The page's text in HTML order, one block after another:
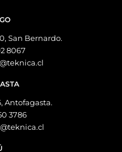
San Bernardo.
8067
Antofagasta.
3786